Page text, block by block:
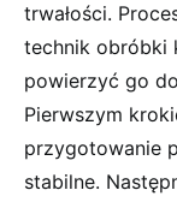
trwałości.
technik obróbki
powierzyć go
Pierwszym
przygotowanie
stabilne.